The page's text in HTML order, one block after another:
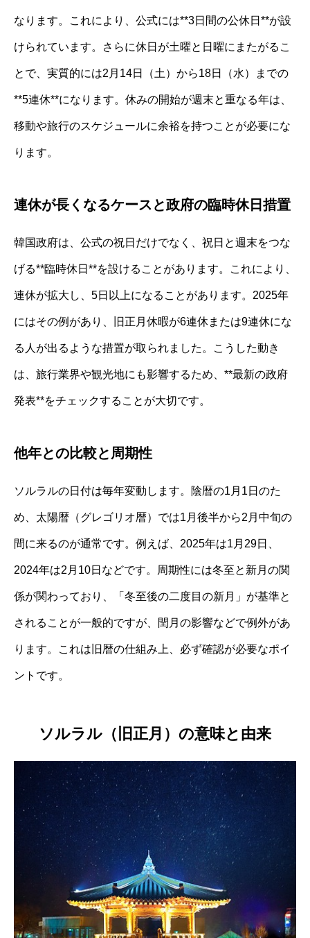
なります。これにより、公式には**3日間の公休日**が設
けられています。さらに休日が土曜と日曜にまたがるこ
とで、実質的には2月14日（土）から18日（水）までの
**5連休**になります。休みの開始が週末と重なる年は、
移動や旅行のスケジュールに余裕を持つことが必要にな
ります。
連休が長くなるケースと政府の臨時休日措置
韓国政府は、公式の祝日だけでなく、祝日と週末をつな
げる**臨時休日**を設けることがあります。これにより、
連休が拡大し、5日以上になることがあります。2025年
にはその例があり、旧正月休暇が6連休または9連休にな
る人が出るような措置が取られました。こうした動き
は、旅行業界や観光地にも影響するため、**最新の政府
発表**をチェックすることが大切です。
他年との比較と周期性
ソルラルの日付は毎年変動します。陰暦の1月1日のた
め、太陽暦（グレゴリオ暦）では1月後半から2月中旬の
間に来るのが通常です。例えば、2025年は1月29日、
2024年は2月10日などです。周期性には冬至と新月の関
係が関わっており、「冬至後の二度目の新月」が基準と
されることが一般的ですが、閏月の影響などで例外があ
ります。これは旧暦の仕組み上、必ず確認が必要なポイ
ントです。
ソルラル（旧正月）の意味と由来